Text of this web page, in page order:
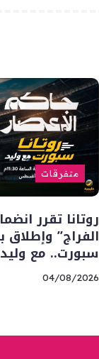
متفرقات
روتانا تقرر
الفراج” وإطلاق
سبورت.. مع
04/08/2026